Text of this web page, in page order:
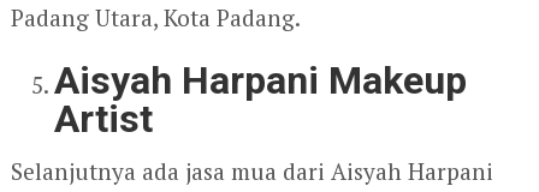
Padang Utara, Kota Padang.
Aisyah Harpani Makeup
Artist
Selanjutnya ada jasa mua dari Aisyah Harpani